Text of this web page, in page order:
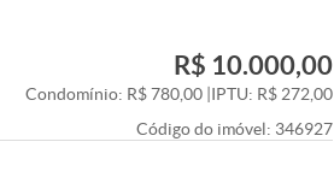
R$ 10.000,00
Condomínio: R$ 780,00
IPTU: R$ 272,00
Código do imóvel: 346927